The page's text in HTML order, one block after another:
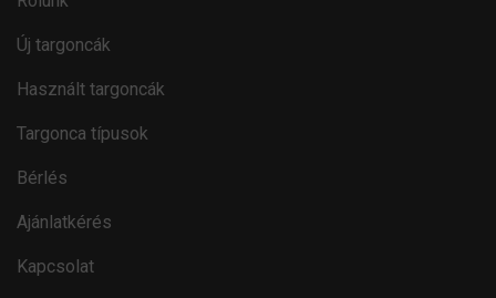
Új targoncák
Használt targoncák
Targonca típusok
Bérlés
Ajánlatkérés
Kapcsolat